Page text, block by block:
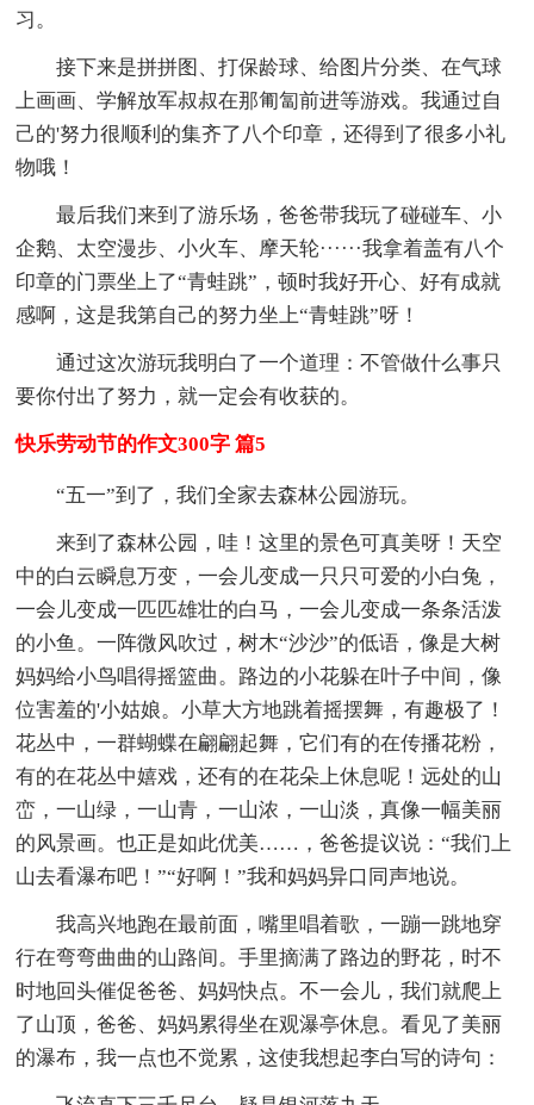
习。
接下来是拼拼图、打保龄球、给图片分类、在气球
上画画、学解放军叔叔在那匍匐前进等游戏。我通过自
己的'努力很顺利的集齐了八个印章，还得到了很多小礼
物哦！
最后我们来到了游乐场，爸爸带我玩了碰碰车、小
企鹅、太空漫步、小火车、摩天轮······我拿着盖有八个
印章的门票坐上了“青蛙跳”，顿时我好开心、好有成就
感啊，这是我第自己的努力坐上“青蛙跳”呀！
通过这次游玩我明白了一个道理：不管做什么事只
要你付出了努力，就一定会有收获的。
快乐劳动节的作文300字 篇5
“五一”到了，我们全家去森林公园游玩。
来到了森林公园，哇！这里的景色可真美呀！天空
中的白云瞬息万变，一会儿变成一只只可爱的小白兔，
一会儿变成一匹匹雄壮的白马，一会儿变成一条条活泼
的小鱼。一阵微风吹过，树木“沙沙”的低语，像是大树
妈妈给小鸟唱得摇篮曲。路边的小花躲在叶子中间，像
位害羞的'小姑娘。小草大方地跳着摇摆舞，有趣极了！
花丛中，一群蝴蝶在翩翩起舞，它们有的在传播花粉，
有的在花丛中嬉戏，还有的在花朵上休息呢！远处的山
峦，一山绿，一山青，一山浓，一山淡，真像一幅美丽
的风景画。也正是如此优美……，爸爸提议说：“我们上
山去看瀑布吧！”“好啊！”我和妈妈异口同声地说。
我高兴地跑在最前面，嘴里唱着歌，一蹦一跳地穿
行在弯弯曲曲的山路间。手里摘满了路边的野花，时不
时地回头催促爸爸、妈妈快点。不一会儿，我们就爬上
了山顶，爸爸、妈妈累得坐在观瀑亭休息。看见了美丽
的瀑布，我一点也不觉累，这使我想起李白写的诗句：